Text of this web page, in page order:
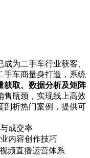
为二手车行业获客、
手车商量身打造，系统
获取、数据分析及矩阵
售瓶颈，实现线上高效
剖析热门案例，提供可
成交率
内容创作技巧
频直播运营体系